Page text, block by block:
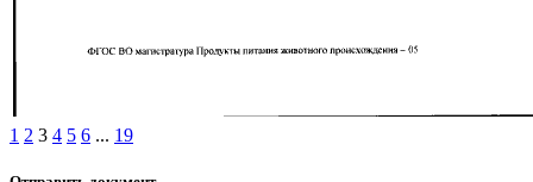
1 2 3 4 5 6 ... 19